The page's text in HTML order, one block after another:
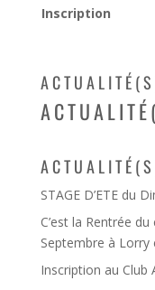
Inscription
STAGE D’ETE du
C’est la Rentrée
Septembre à
Inscription au Club